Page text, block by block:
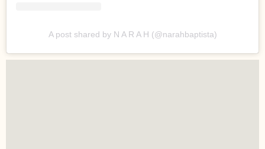
A post shared by N A R A H (@narahbaptista)